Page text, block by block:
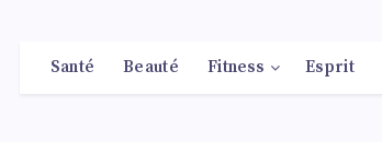
Santé Beauté Fitness Esprit